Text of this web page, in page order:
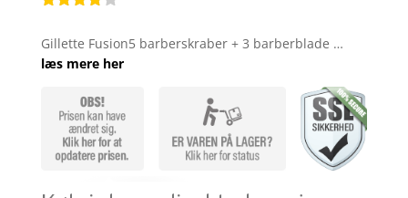
ud af 5
baseret
ømmels
Gillette Fusion5 barberskraber + 3 barberblade …
læs mere her